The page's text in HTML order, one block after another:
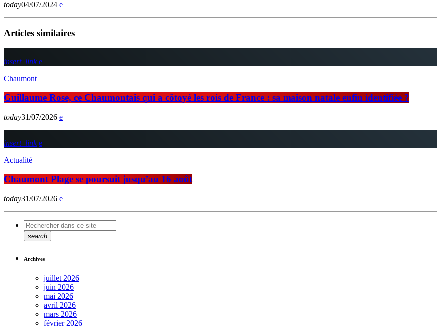
today04/07/2024
Articles similaires
insert_link
Chaumont
Guillaume Rose, ce Chaumontais qui a côtoyé les rois de France : sa maison natale enfin identifiée ?
today31/07/2026
insert_link
Actualité
Chaumont Plage se poursuit jusqu’au 16 août
today31/07/2026
search
Archives
juillet 2026
juin 2026
mai 2026
avril 2026
mars 2026
février 2026